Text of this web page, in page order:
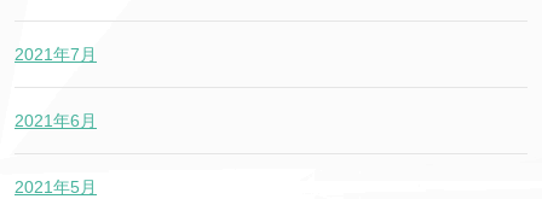
2021年7月
2021年6月
2021年5月